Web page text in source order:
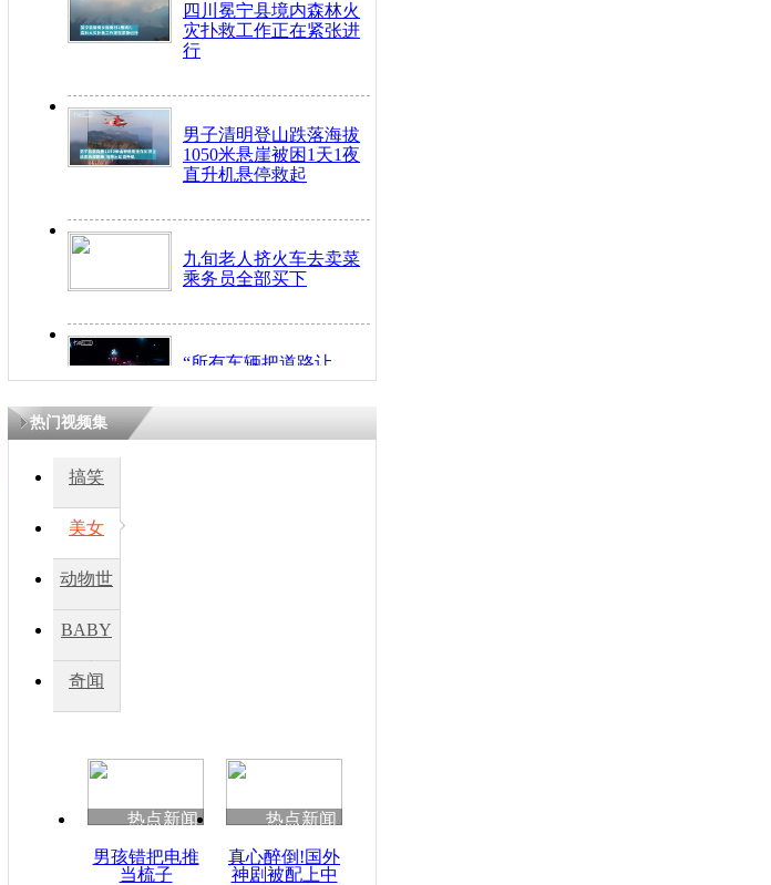
四川冕宁县境内森林火
灾扑救工作正在紧张进
行
男子清明登山跌落海拔
1050米悬崖被困1天1夜
直升机悬停救起
九旬老人挤火车去卖菜
乘务员全部买下
“所有车辆把道路让
开！”儿童突发疾病交
因
度苗族花山节
热门视频集
搞笑
美女
动物世
BABY
秀
奇闻
热点新闻
男孩错把电推
当梳子
热点新闻
真心醉倒!国外
神剧被配上中